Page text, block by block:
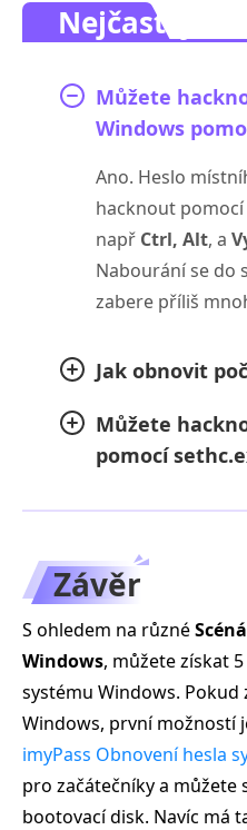
Nejčastější
Můžete
Windows
Ano. Heslo
hacknout pomocí
např Ctrl, Alt, a
Nabourání se do
zabere příliš
Jak obnovit
Můžete
pomocí
Závěr
S ohledem na různé
Windows, můžete získat
systému Windows.
Windows, první možností
imyPass Obnovení hesla
pro začátečníky a
bootovací disk. Navíc má